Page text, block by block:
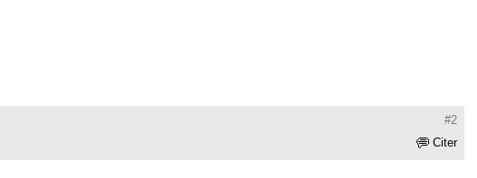
#2
Citer